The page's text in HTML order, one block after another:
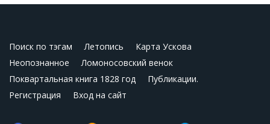
Поиск по тэгам Летопись
Карта Ускова
Неопознанное
Ломоносовский венок
Поквартальная книга 1828 год
Публикации.
Регистрация
Вход на сайт